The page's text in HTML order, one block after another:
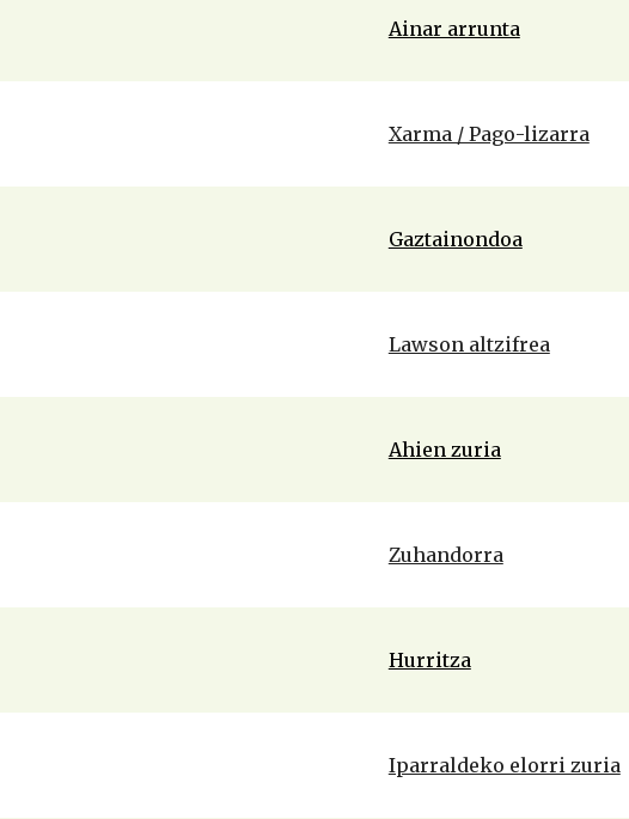
Ainar arrunta
Xarma / Pago-lizarra
Gaztainondoa
Lawson altzifrea
Ahien zuria
Zuhandorra
Hurritza
Iparraldeko elorri zuria